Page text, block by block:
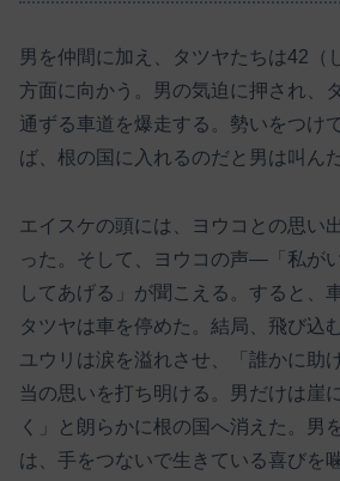
男を仲間に加え、タツヤたちは42（
方面に向かう。男の気迫に押され、
通ずる車道を爆走する。勢いをつけ
ば、根の国に入れるのだと男は叫んだ
エイスケの頭には、ヨウコとの思い
った。そして、ヨウコの声―「私が
してあげる」が聞こえる。すると、
タツヤは車を停めた。結局、飛び込
ユウリは涙を溢れさせ、「誰かに助
当の思いを打ち明ける。男だけは崖
く」と朗らかに根の国へ消えた。男
は、手をつないで生きている喜びを